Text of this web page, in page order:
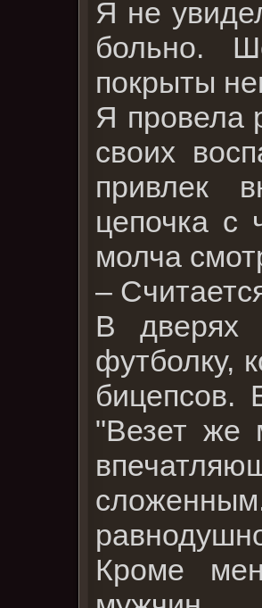
Я не
больно.
покрыты
Я провела
своих
привлек
цепочка с
молча
–
В дверях
футболку,
бицепсов.
"Везет же
Кроме